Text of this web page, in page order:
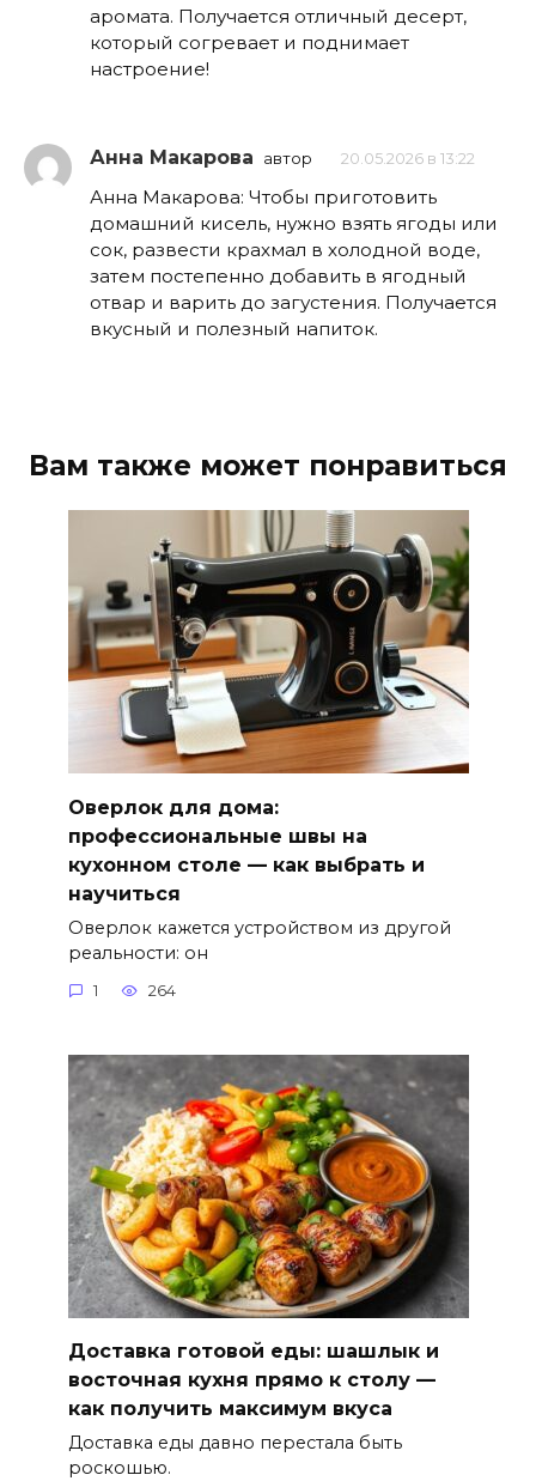
аромата. Получается отличный десерт,
который согревает и поднимает
настроение!
Анна Макарова автор 20.05.2026 в 13:22
Анна Макарова: Чтобы приготовить
домашний кисель, нужно взять ягоды или
сок, развести крахмал в холодной воде,
затем постепенно добавить в ягодный
отвар и варить до загустения. Получается
вкусный и полезный напиток.
Вам также может понравиться
Оверлок для дома:
профессиональные швы на
кухонном столе — как выбрать и
научиться
Оверлок кажется устройством из другой
реальности: он
1 264
Доставка готовой еды: шашлык и
восточная кухня прямо к столу —
как получить максимум вкуса
Доставка еды давно перестала быть
роскошью.